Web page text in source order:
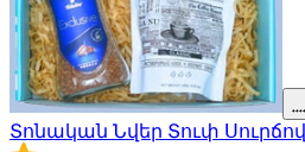
Տոնական Նվեր Տուփ Սուրճով